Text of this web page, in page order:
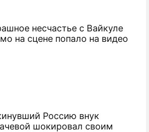
несчастье с Вайкуле
на сцене попало на видео
Россию внук
шокировал своим